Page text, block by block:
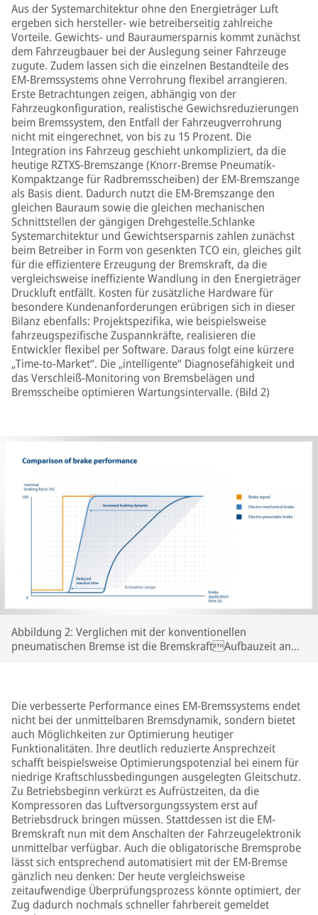
Aus der Systemarchitektur ohne den Energieträger Luft
ergeben sich hersteller- wie betreiberseitig zahlreiche
Vorteile. Gewichts- und Bauraumersparnis kommt zunächst
dem Fahrzeugbauer bei der Auslegung seiner Fahrzeuge
zugute. Zudem lassen sich die einzelnen Bestandteile des
EM-Bremssystems ohne Verrohrung flexibel arrangieren.
Erste Betrachtungen zeigen, abhängig von der
Fahrzeugkonfiguration, realistische Gewichsreduzierungen
beim Bremssystem, den Entfall der Fahrzeugverrohrung
nicht mit eingerechnet, von bis zu 15 Prozent. Die
Integration ins Fahrzeug geschieht unkompliziert, da die
heutige RZTXS-Bremszange (Knorr-Bremse Pneumatik-
Kompaktzange für Radbremsscheiben) der EM-Bremszange
als Basis dient. Dadurch nutzt die EM-Bremszange den
gleichen Bauraum sowie die gleichen mechanischen
Schnittstellen der gängigen Drehgestelle.Schlanke
Systemarchitektur und Gewichtsersparnis zahlen zunächst
beim Betreiber in Form von gesenkten TCO ein, gleiches gilt
für die effizientere Erzeugung der Bremskraft, da die
vergleichsweise ineffiziente Wandlung in den Energieträger
Druckluft entfällt. Kosten für zusätzliche Hardware für
besondere Kundenanforderungen erübrigen sich in dieser
Bilanz ebenfalls: Projektspezifika, wie beispielsweise
fahrzeugspezifische Zuspannkräfte, realisieren die
Entwickler flexibel per Software. Daraus folgt eine kürzere
„Time-to-Market“. Die „intelligente“ Diagnosefähigkeit und
das Verschleiß-Monitoring von Bremsbelägen und
Bremsscheibe optimieren Wartungsintervalle. (Bild 2)
Abbildung 2: Verglichen mit der konventionellen
pneumatischen Bremse ist die BremskraftAufbauzeit an
Die verbesserte Performance eines EM-Bremssystems endet
nicht bei der unmittelbaren Bremsdynamik, sondern bietet
auch Möglichkeiten zur Optimierung heutiger
Funktionalitäten. Ihre deutlich reduzierte Ansprechzeit
schafft beispielsweise Optimierungspotenzial bei einem für
niedrige Kraftschlussbedingungen ausgelegten Gleitschutz.
Zu Betriebsbeginn verkürzt es Aufrüstzeiten, da die
Kompressoren das Luftversorgungssystem erst auf
Betriebsdruck bringen müssen. Stattdessen ist die EM-
Bremskraft nun mit dem Anschalten der Fahrzeugelektronik
unmittelbar verfügbar. Auch die obligatorische Bremsprobe
lässt sich entsprechend automatisiert mit der EM-Bremse
gänzlich neu denken: Der heute vergleichsweise
zeitaufwendige Überprüfungsprozess könnte optimiert, der
Zug dadurch nochmals schneller fahrbereit gemeldet